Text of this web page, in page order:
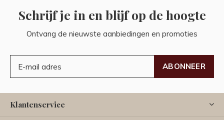
Schrijf je in en blijf op de hoogte
Ontvang de nieuwste aanbiedingen en promoties
ABONNEER
Klantenservice